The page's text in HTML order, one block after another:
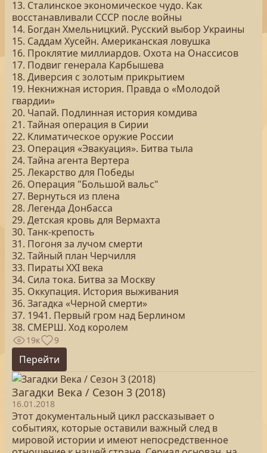
13. Сталинское экономическое чудо. Как
восстанавливали СССР после войны
14. Богдан Хмельницкий. Русский выбор Украины
15. Саддам Хусейн. Американская ловушка
16. Проклятие миллиардов. Охота на Онассисов
17. Подвиг генерала Карбышева
18. Диверсия с золотым прикрытием
19. Некнижная история. Правда о «Молодой
гвардии»
20. Чапай. Подлинная история комдива
21. Тайная операция в Сирии
22. Климатическое оружие России
23. Операция «Эвакуация». Битва тыла
24. Тайна агента Вертера
25. Лекарство для Победы
26. Операция "Большой вальс"
27. Вернуться из плена
28. Легенда Донбасса
29. Детская кровь для Вермахта
30. Танк-крепость
31. Погоня за лучом смерти
32. Тайный план Черчилля
33. Пираты ХХI века
34. Сила тока. Битва за Москву
35. Оккупация. История выживания
36. Загадка «Черной смерти»
37. 1941. Первый гром над Берлином
38. СМЕРШ. Ход королем
19к 9
Перейти
Загадки Века / Сезон 3 (2018)
16.01.2018
Этот документальный цикл рассказывает о
событиях, которые оставили важный след в
мировой истории и имеют непосредственное